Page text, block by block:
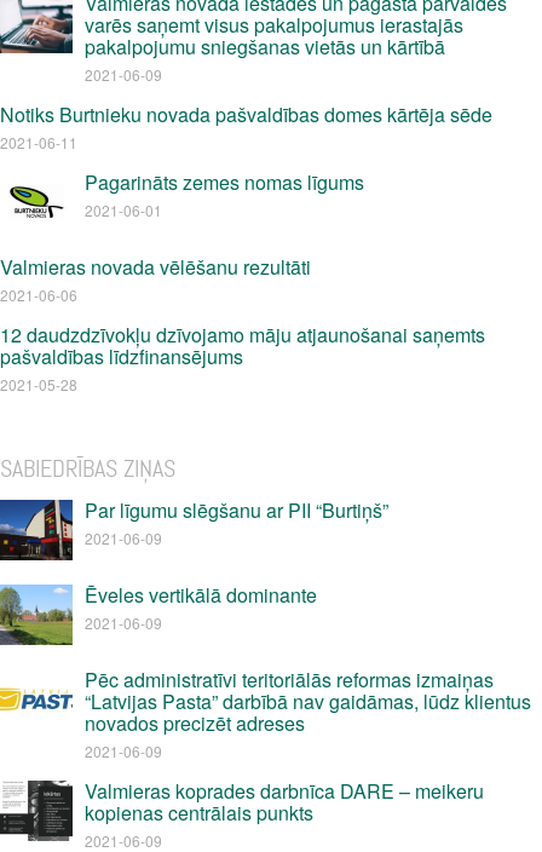
varēs saņemt visus pakalpojumus ierastajās
pakalpojumu sniegšanas vietās un kārtībā
2021-06-09
Notiks Burtnieku novada pašvaldības domes kārtēja sēde
2021-06-11
Pagarināts zemes nomas līgums
2021-06-01
Valmieras novada vēlēšanu rezultāti
2021-06-06
12 daudzdzīvokļu dzīvojamo māju atjaunošanai saņemts
pašvaldības līdzfinansējums
2021-05-28
SABIEDRĪBAS ZIŅAS
Par līgumu slēgšanu ar PII “Burtiņš”
2021-06-09
Ēveles vertikālā dominante
2021-06-09
Pēc administratīvi teritoriālās reformas izmaiņas
“Latvijas Pasta” darbībā nav gaidāmas, lūdz klientus
novados precizēt adreses
2021-06-09
Valmieras koprades darbnīca DARE – meikeru
kopienas centrālais punkts
2021-06-09